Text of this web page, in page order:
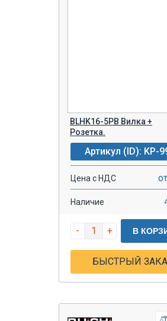
BLHK16-5PB Вилка +
Розетка.
Артикул (ID): KP-
Цена с НДС
Наличие
- + В
БЫСТРЫЙ